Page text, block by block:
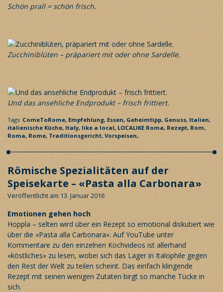
Schön prall = schön frisch.
Zucchiniblüten – präpariert mit oder ohne Sardelle.
Und das ansehliche Endprodukt – frisch frittiert.
Tags: ComeToRome, Empfehlung, Essen, Geheimtipp, Genuss, Italien,
italienische Küche, Italy, like a local, LOCALIKE Roma, Rezept, Rom,
Roma,Rome, Traditionsgericht, Vorspeisen,
Römische Spezialitäten auf der
Speisekarte – «Pasta alla Carbonara»
Veröffentlicht am 13. Januar 2016
Emotionen gehen hoch
Hoppla – selten wird über ein Rezept so emotional diskutiert wie
über die «Pasta alla Carbonara». Auf YouTube unter
Kommentare zu den einzelnen Kochvideos ist allerhand
«köstliches» zu lesen, wobei sich das Lager in Italophile gegen
den Rest der Welt zu teilen scheint. Das einfach klingende
Rezept mit seinen wenigen Zutaten birgt so manche Tücke in
sich.